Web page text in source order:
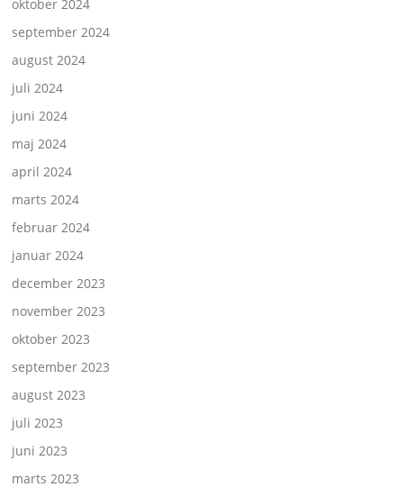
oktober 2024
september 2024
august 2024
juli 2024
juni 2024
maj 2024
april 2024
marts 2024
februar 2024
januar 2024
december 2023
november 2023
oktober 2023
september 2023
august 2023
juli 2023
juni 2023
marts 2023